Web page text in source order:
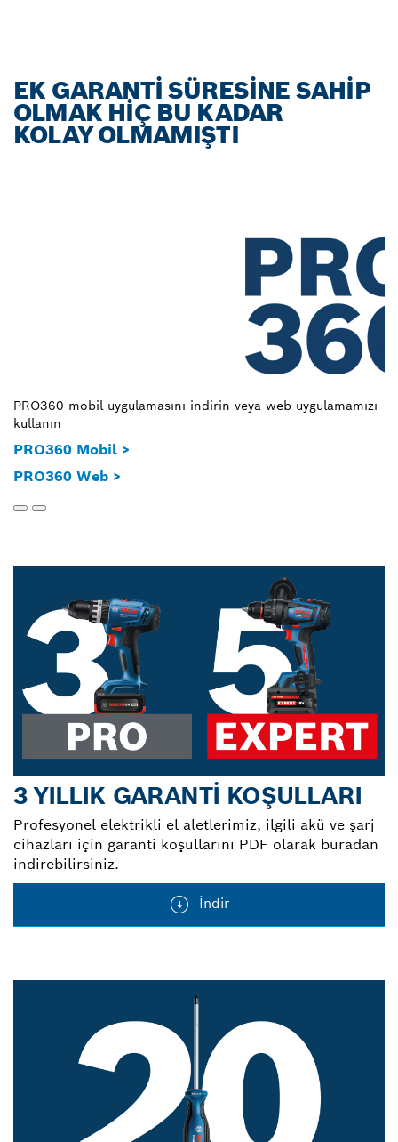
EK GARANTİ SÜRESİNE SAHİP
OLMAK HİÇ BU KADAR
KOLAY OLMAMIŞTI
PRO360 mobil uygulamasını indirin veya web uygulamamızı
kullanın
PRO360 Mobil >
PRO360 Web >
3 YILLIK GARANTI KOŞULLARI
Profesyonel elektrikli el aletlerimiz, ilgili akü ve şarj
cihazları için garanti koşullarını PDF olarak buradan
indirebilirsiniz.
İndir